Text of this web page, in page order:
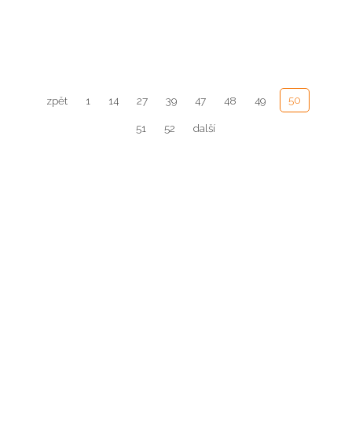
zpět 1 14 27 39 47 48 49 50
51 52 další